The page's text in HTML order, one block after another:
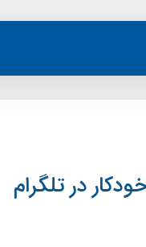
در تلگرام